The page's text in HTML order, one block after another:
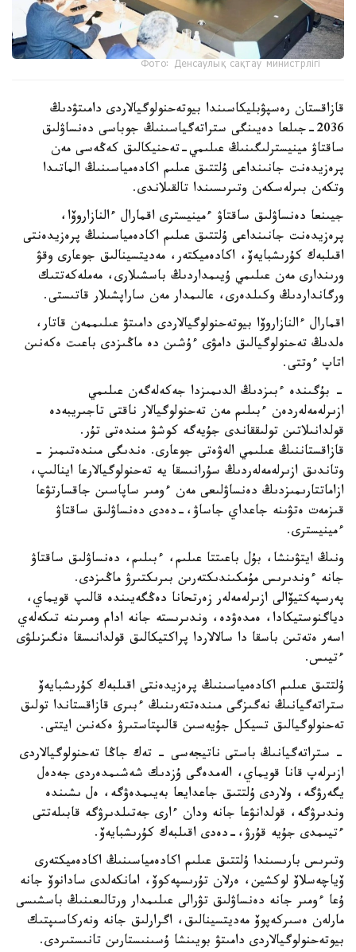
Фото: Денсаулық сақтау министрлігі
قازاقستان رەسپۋبليكاسىندا بيوتەحنولوگيالاردى دامىتۋدىڭ
2036-جىلعا دەيىنگى ستراتەگياسىنىڭ جوباسى دەنساۋلىق
ساقتاۋ مينيسترلىگىنىڭ عىلىمي-تەحنيكالىق كەڭەسى مەن
پرەزيدەنت جانىنداعى ۇلتتىق عىلىم اكادەمياسىنىڭ الماتىدا
وتكەن بىرلەسكەن وتىرىسىندا تالقىلاندى.
جيىنعا دەنساۋلىق ساقتاۋ ءمينيسترى اقمارال ءالنازاروۆا،
پرەزيدەنت جانىنداعى ۇلتتىق عىلىم اكادەمياسىنىڭ پرەزيدەنتى
اقىلبەك كۇرىشبايەۆ، اكادەميكتەر، مەديتسينالىق جوعارى وقۋ
ورىندارى مەن عىلىمي ۇيىمداردىڭ باسشىلارى، مەملەكەتتىك
ورگانداردىڭ وكىلدەرى، عالىمدار مەن ساراپشىلار قاتىستى.
اقمارال ءالنازاروۆا بيوتەحنولوگيالاردى دامىتۋ عىلىممەن قاتار،
ەلدىڭ تەحنولوگيالىق دامۋى ءۇشىن دە ماڭىزدى باعىت ەكەنىن
اتاپ ءوتتى.
- بۇگىندە ءبىزدىڭ الدىمىزدا جەكەلەگەن عىلىمي
ازىرلەمەلەردەن ءبىلىم مەن تەحنولوگيالار ناقتى تاجىريبەدە
قولدانىلاتىن تولىققاندى جۇيەگە كوشۋ مىندەتى تۇر.
قازاقستاننىڭ عىلىمي الەۋەتى جوعارى. ەندىگى مىندەتىمىز -
وتاندىق ازىرلەمەلەردىڭ سۇرانىسقا يە تەحنولوگيالارعا اينالىپ،
ازاماتتارىمىزدىڭ دەنساۋلىعى مەن ءومىر ساپاسىن جاقسارتۋعا
قىزمەت ەتۋىنە جاعداي جاساۋ،-دەدى دەنساۋلىق ساقتاۋ
ءمينيسترى.
ونىڭ ايتۋىنشا، بۇل باعىتتا عىلىم، ءبىلىم، دەنساۋلىق ساقتاۋ
جانە ءوندىرىس مۇمكىندىكتەرىن بىرىكتىرۋ ماڭىزدى.
پەرسپەكتيۆالى ازىرلەمەلەر زەرتحانا دەڭگەيىندە قالىپ قويماي،
دياگنوستيكادا، ەمدەۋدە، وندىرىستە جانە ادام ومىرىنە تىكەلەي
اسەر ەتەتىن باسقا دا سالالاردا پراكتيكالىق قولدانىسقا ەنگىزىلۋى
ءتيىس.
ۇلتتىق عىلىم اكادەمياسىنىڭ پرەزيدەنتى اقىلبەك كۇرىشبايەۆ
ستراتەگيانىڭ نەگىزگى مىندەتتەرىنىڭ ءبىرى قازاقستاندا تولىق
تەحنولوگيالىق تسيكل جۇيەسىن قالىپتاستىرۋ ەكەنىن ايتتى.
- ستراتەگيانىڭ باستى ناتيجەسى - تەك جاڭا تەحنولوگيالاردى
ازىرلەپ قانا قويماي، الەمدەگى ۇزدىك شەشىمدەردى جەدەل
يگەرۋگە، ولاردى ۇلتتىق جاعدايعا بەيىمدەۋگە، ەل ىشىندە
وندىرۋگە، قولدانۋعا جانە ودان ءارى جەتىلدىرۋگە قابىلەتتى
ءتيىمدى جۇيە قۇرۋ،-دەدى اقىلبەك كۇرىشبايەۆ.
وتىرىس بارىسىندا ۇلتتىق عىلىم اكادەمياسىنىڭ اكادەميكتەرى
ۆياچەسلاۆ لوكشين، ەرلان تۇرىسپەكوۆ، امانكەلدى سادانوۆ جانە
ۇعا ءومىر جانە دەنساۋلىق تۋرالى عىلىمدار ورتالىعىنىڭ باسشىسى
مارلەن ەسىركەپوۆ مەديتسينالىق، اگرارلىق جانە ونەركاسىپتىك
بيوتەحنولوگيالاردى دامىتۋ بويىنشا ۇسىنىستارىن تانىستىردى.